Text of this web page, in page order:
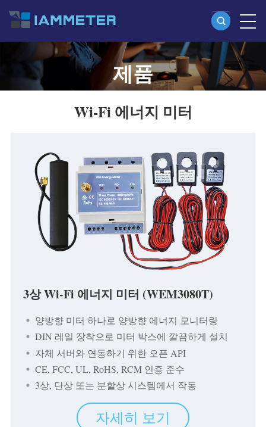
제품
단상 Wi-Fi 에너지 계량기 (WEM3080)
분상 Wi-Fi 에너지 계량기 (WEM2067)
삼상 Wi-Fi 에너지 계량기 (WEM3046T)
삼상 Wi-Fi 에너지 계량기 (WEM3050T)
WiFi 전력 컨트롤러
IAMMETER Cloud Pro
셀프 호스팅 서비스
IAMMETER 시뮬레이터
가상 계량기
에너지 예측 및 시뮬레이션 시스템
애플리케이션
태양광 PV 시스템 에너지 모니터
전기 사용량 모니터
스토어
리소스
제품
monitoring solutions
Wi-Fi 에너지 미터
3상 Wi-Fi 에너지 미터 (WEM3080T)
양방향 미터 하나로 양방향 에너지 모니터링
DIN 레일 장착으로 미터 박스에 깔끔하게 설치
자체 서버와 연동하기 위한 오픈 API
CE, FCC, UL, RoHS, RCM 인증 준수
3상, 단상 또는 분할상 시스템에서 작동
자세히 보기